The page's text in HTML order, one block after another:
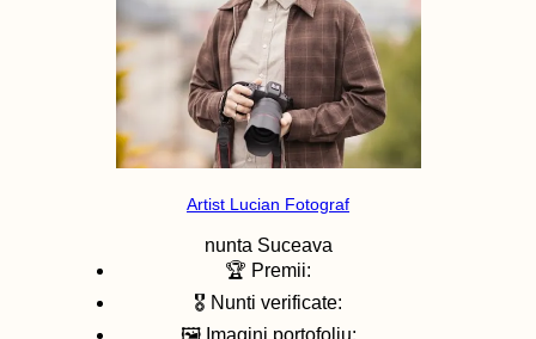
Artist Lucian Fotograf
nunta Suceava
🏆 Premii:
🎖️ Nunti verificate: